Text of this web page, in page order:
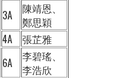
3A
陳靖恩、
鄭思穎
4A
張芷雅
6A
李碧瑤、
李浩欣